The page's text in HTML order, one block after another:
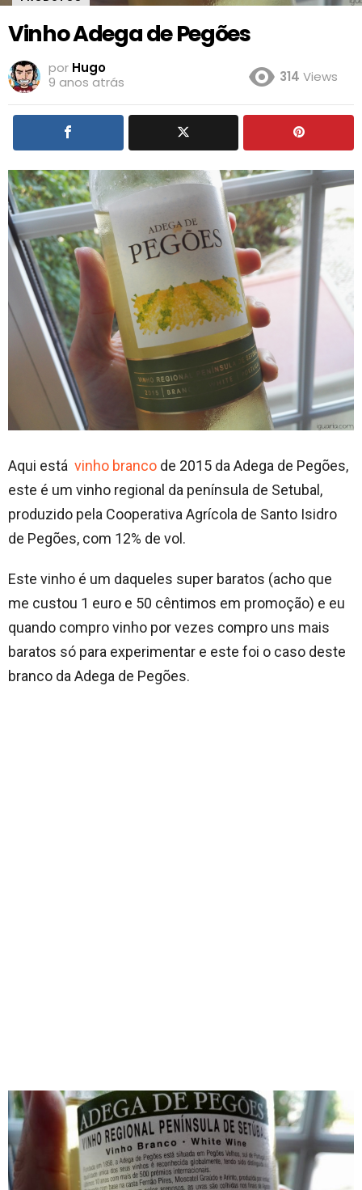
Vinho Adega de Pegões
por Hugo
9 anos atrás
314 Views
Aqui está vinho branco de 2015 da Adega de Pegões,
este é um vinho regional da península de Setubal,
produzido pela Cooperativa Agrícola de Santo Isidro
de Pegões, com 12% de vol.
Este vinho é um daqueles super baratos (acho que
me custou 1 euro e 50 cêntimos em promoção) e eu
quando compro vinho por vezes compro uns mais
baratos só para experimentar e este foi o caso deste
branco da Adega de Pegões.